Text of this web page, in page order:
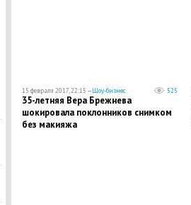
15 февраля 2017, 22:15 —Шоу-бизнес 525
35-летняя Вера Брежнева
шокировала поклонников снимком
без макияжа